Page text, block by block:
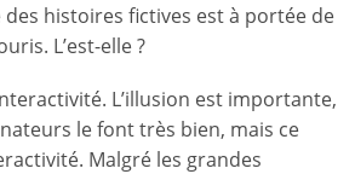
des histoires fictives est à portée de
L’est-elle ?
L’illusion est importante,
le font très bien, mais ce
Malgré les grandes